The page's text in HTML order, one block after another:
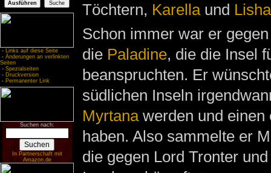
- Links auf diese Seite
- Änderungen an verlinkten
Seiten
- Spezialseiten
- Druckversion
- Permanenter Link
Suchen nach:
In Partnerschaft mit
Amazon.de
Töchtern, Karellaund Lisha
Schon immer war er
die Paladine, die die Insel
beanspruchten. Er
südlichen Inseln
Myrtanawerden und einen
haben. Also sammelte er
die gegen Lord Tronter